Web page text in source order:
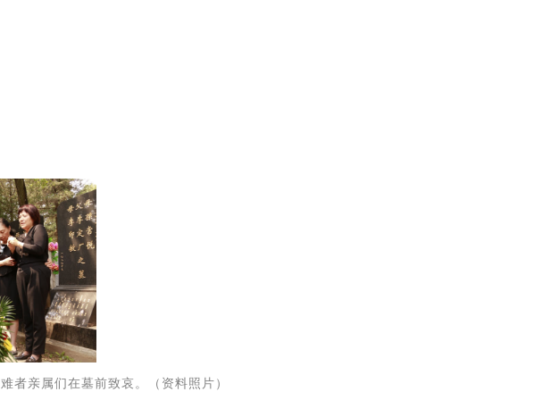
者亲属们在墓前致哀。（资料照片）